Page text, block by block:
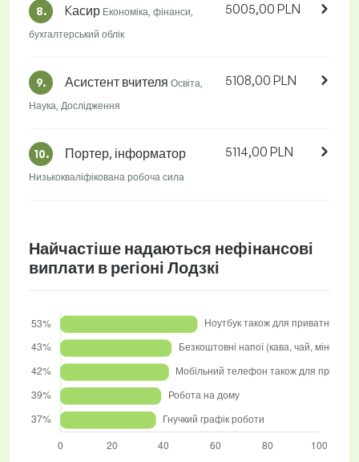
8. Kасир Економіка, фінанси,
бухгалтерський облік
5005,00 PLN
9. Асистент вчителя Освіта,
Наука, Дослідження
5108,00 PLN
10. Портер, інформатор
Низькокваліфікована робоча сила
5114,00 PLN
Найчастіше надаються нефінансові
виплати в регіоні Лодзкі